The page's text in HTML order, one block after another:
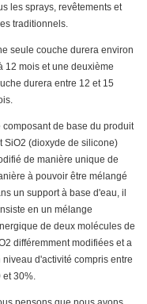
les sprays, revêtements et
traditionnels.
seule couche durera environ
12 mois et une deuxième
durera entre 12 et 15
composant de base du produit
SiO2 (dioxyde de silicone)
de manière unique de
à pouvoir être mélangé
un support à base d'eau, il
en un mélange
de deux molécules de
différemment modifiées et a
niveau d'activité compris entre
et 30%.